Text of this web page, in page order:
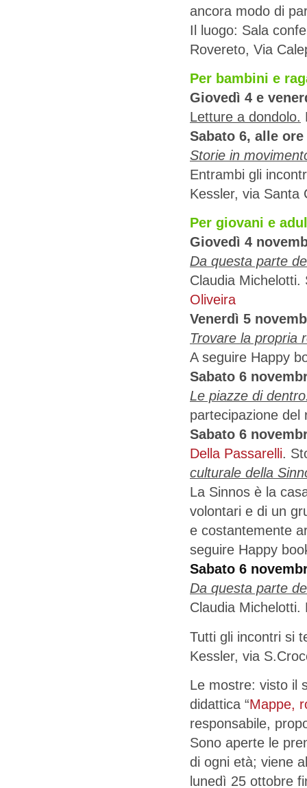
ancora modo di
Il luogo: Sala
Rovereto, Via
Per bambini e
Giovedì 4 e
Letture a dondolo.
Sabato 6, alle ore
Storie in
Entrambi gli
Kessler, via Santa
Per giovani e
Giovedì 4
Da questa parte
Claudia
Oliveira
Venerdì 5
Trovare la propria
A seguire Happy
Sabato 6
Le piazze di
partecipazione del
Sabato 6
Della Passarelli.
culturale della
La Sinnos è la
volontari e di un
e costantemente
seguire Happy
Sabato 6
Da questa parte
Claudia
Tutti gli incontri si
Kessler, via
Le mostre: visto il
didattica “Mappe,
responsabile,
Sono aperte le
di ogni età; viene
lunedì 25 ottobre